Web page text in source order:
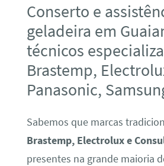
Conserto e
geladeira em
técnicos
Brastemp,
Panasonic,
Sabemos que marcas
Brastemp, Electrolux e
presentes na grande maioria